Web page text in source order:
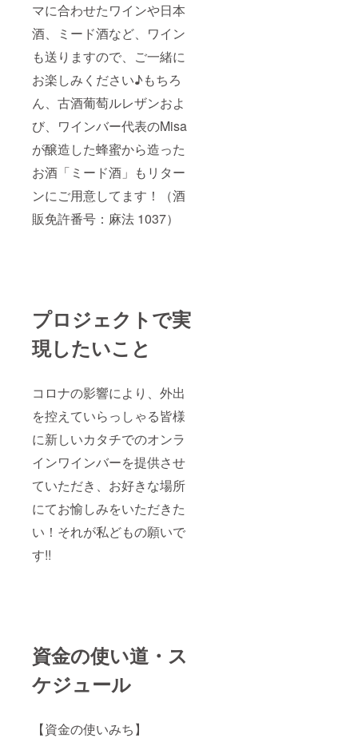
マに合わせたワインや日本
酒、ミード酒など、ワイン
も送りますので、ご一緒に
お楽しみください♪もちろ
ん、古酒葡萄ルレザンおよ
び、ワインバー代表のMisa
が醸造した蜂蜜から造った
お酒「ミード酒」もリター
ンにご用意してます！（酒
販免許番号：麻法 1037）
プロジェクトで実
現したいこと
コロナの影響により、外出
を控えていらっしゃる皆様
に新しいカタチでのオンラ
インワインバーを提供させ
ていただき、お好きな場所
にてお愉しみをいただきた
い！それが私どもの願いで
す!!
資金の使い道・ス
ケジュール
【資金の使いみち】